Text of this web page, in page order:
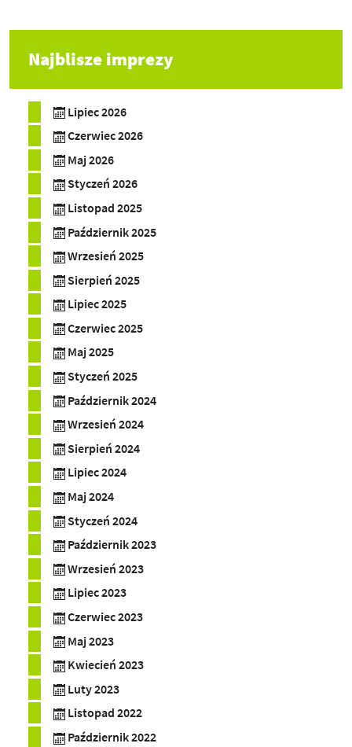
Najblisze imprezy
Lipiec 2026
Czerwiec 2026
Maj 2026
Styczeń 2026
Listopad 2025
Październik 2025
Wrzesień 2025
Sierpień 2025
Lipiec 2025
Czerwiec 2025
Maj 2025
Styczeń 2025
Październik 2024
Wrzesień 2024
Sierpień 2024
Lipiec 2024
Maj 2024
Styczeń 2024
Październik 2023
Wrzesień 2023
Lipiec 2023
Czerwiec 2023
Maj 2023
Kwiecień 2023
Luty 2023
Listopad 2022
Październik 2022